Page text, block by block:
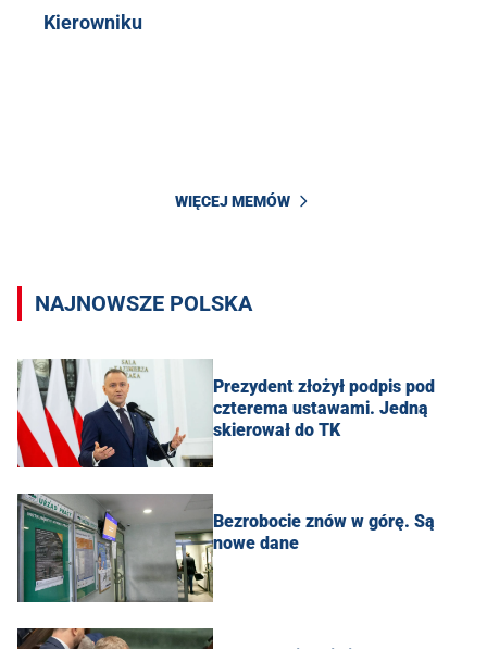
Kierowniku
WIĘCEJ MEMÓW
NAJNOWSZE POLSKA
Prezydent złożył podpis pod
czterema ustawami. Jedną
skierował do TK
Bezrobocie znów w górę. Są
nowe dane